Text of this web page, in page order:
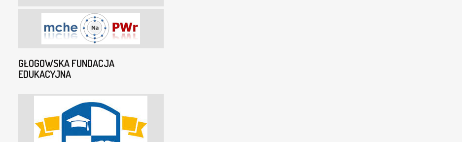
GŁOGOWSKA FUNDACJA
EDUKACYJNA